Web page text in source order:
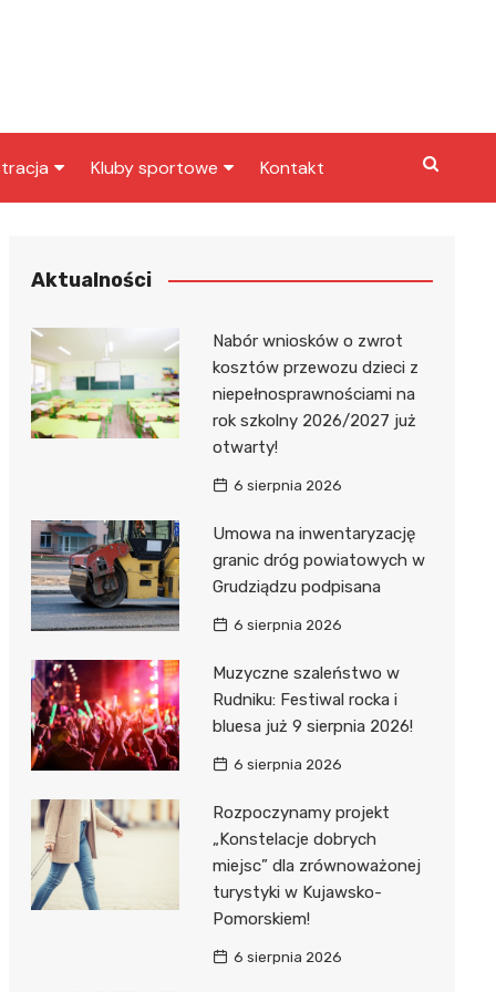
Kluby sportowe
Klub piłkarski
Kontakt
Aktualności
Nabór wniosków o zwrot
kosztów przewozu dzieci z
niepełnosprawnościami na
rok szkolny 2026/2027 już
otwarty!
6 sierpnia 2026
Umowa na inwentaryzację
granic dróg powiatowych w
Grudziądzu podpisana
6 sierpnia 2026
Muzyczne szaleństwo w
Rudniku: Festiwal rocka i
bluesa już 9 sierpnia 2026!
6 sierpnia 2026
Rozpoczynamy projekt
„Konstelacje dobrych
miejsc” dla zrównoważonej
turystyki w Kujawsko-
Pomorskiem!
6 sierpnia 2026